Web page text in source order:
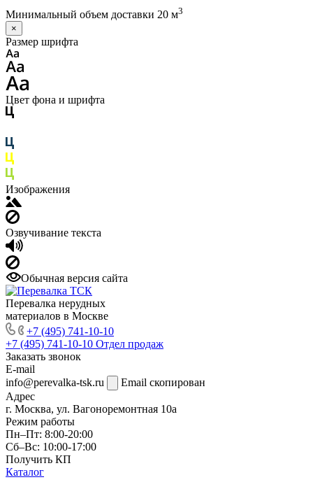
Минимальный объем доставки 20 м3
×
Размер шрифта
Цвет фона и шрифта
Изображения
Озвучивание текста
Обычная версия сайта
Перевалка нерудных
материалов в Москве
+7 (495) 741-10-10
+7 (495) 741-10-10 Отдел продаж
Заказать звонок
E-mail
info@perevalka-tsk.ru
Email скопирован
Адрес
г. Москва, ул. Вагоноремонтная 10а
Режим работы
Пн–Пт: 8:00-20:00
Сб–Вс: 10:00-17:00
Получить КП
Каталог